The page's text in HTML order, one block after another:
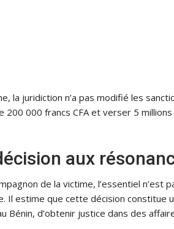
la juridiction n’a pas modifié les
200 000 francs CFA et verser 5
aux
de la victime, l’essentiel n’est
Il estime que cette décision constitue
Bénin, d’obtenir justice dans des